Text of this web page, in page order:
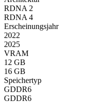
RDNA 2
RDNA 4
Erscheinungsjahr
2022
2025
VRAM
12 GB
16 GB
Speichertyp
GDDR6
GDDR6